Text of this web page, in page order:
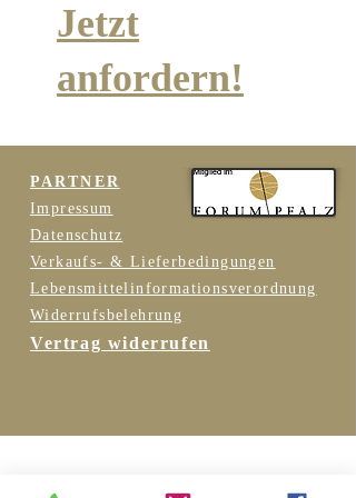
Jetzt
anfordern!
PARTNER
Impressum
Datenschutz
Verkaufs- & Lieferbedingungen
Lebensmittelinformationsverordnung
Widerrufsbelehrung
Vertrag widerrufen